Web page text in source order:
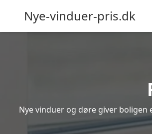
Nye-vinduer-pris.dk
Nye vinduer og døre giver